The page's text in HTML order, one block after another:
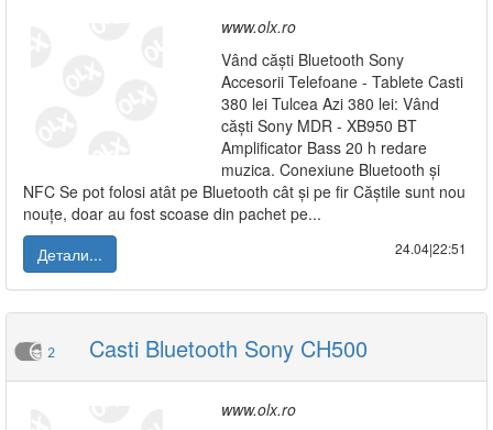
www.olx.ro
Vând căști Bluetooth Sony
Accesorii Telefoane - Tablete Casti
380 lei Tulcea Azi 380 lei: Vând
căști Sony MDR - XB950 BT
Amplificator Bass 20 h redare
muzica. Conexiune Bluetooth și
NFC Se pot folosi atât pe Bluetooth cât și pe fir Căștile sunt nou
nouțe, doar au fost scoase din pachet pe...
Детали...
24.04|22:51
2 Casti Bluetooth Sony CH500
www.olx.ro